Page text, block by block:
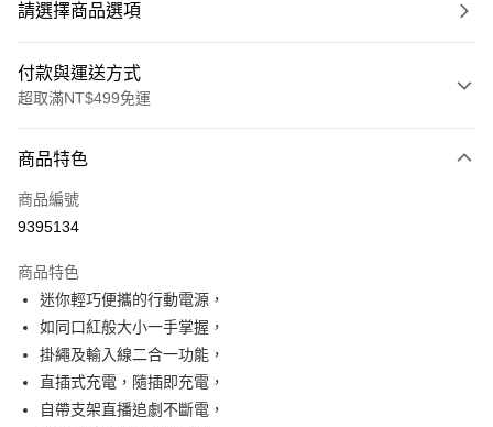
請選擇商品選項
付款與運送方式
超取滿NT$499免運
信用卡一次付款
超商取貨付款
Apple Pay
街口支付
悠遊付
AFTEE先享後付
商品特色
商品編號
9395134
商品特色
迷你輕巧便攜的行動電源，
如同口紅般大小一手掌握，
掛繩及輸入線二合一功能，
直插式充電，隨插即充電，
自帶支架直播追劇不斷電，